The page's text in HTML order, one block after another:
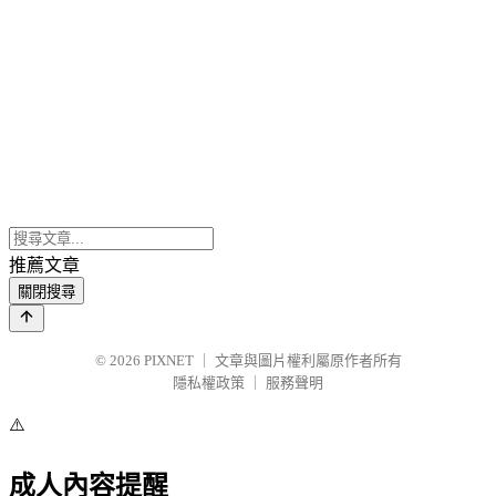
推薦文章
關閉搜尋
© 2026 PIXNET
文章與圖片權利屬原作者所有
隱私權政策
服務聲明
⚠️
成人內容提醒